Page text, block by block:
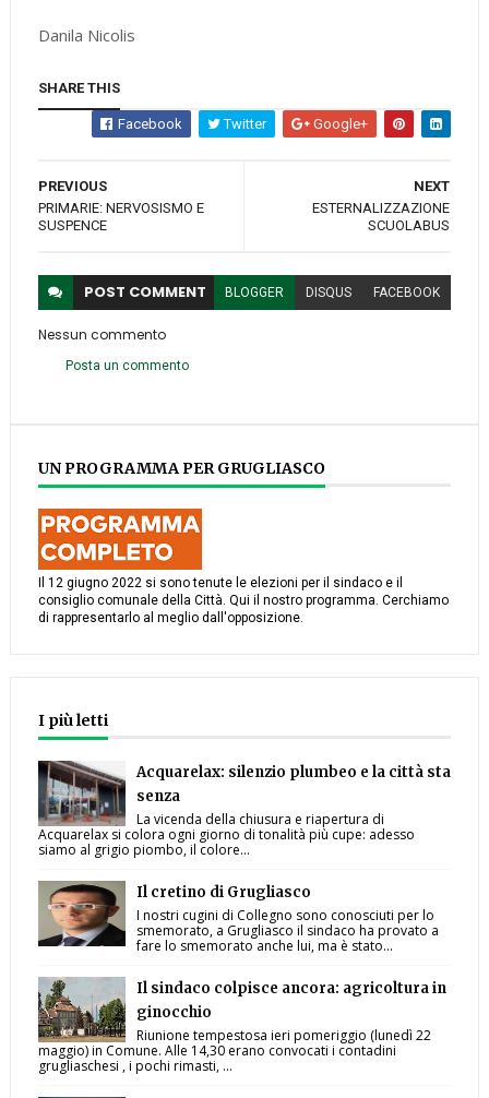
Danila Nicolis
SHARE THIS
Facebook Twitter Google+
NEXT
ESTERNALIZZAZIONE
SCUOLABUS
PREVIOUS
PRIMARIE: NERVOSISMO E
SUSPENCE
POST COMMENT BLOGGER DISQUS FACEBOOK
Nessun commento
Posta un commento
UN PROGRAMMA PER GRUGLIASCO
Il 12 giugno 2022 si sono tenute le elezioni per il sindaco e il
consiglio comunale della Città. Qui il nostro programma. Cerchiamo
di rappresentarlo al meglio dall'opposizione.
I più letti
Acquarelax: silenzio plumbeo e la città sta
senza
La vicenda della chiusura e riapertura di
Acquarelax si colora ogni giorno di tonalità più cupe: adesso
siamo al grigio piombo, il colore...
Il cretino di Grugliasco
I nostri cugini di Collegno sono conosciuti per lo
smemorato, a Grugliasco il sindaco ha provato a
fare lo smemorato anche lui, ma è stato...
Il sindaco colpisce ancora: agricoltura in
ginocchio
Riunione tempestosa ieri pomeriggio (lunedì 22
maggio) in Comune. Alle 14,30 erano convocati i contadini
grugliaschesi , i pochi rimasti, ...